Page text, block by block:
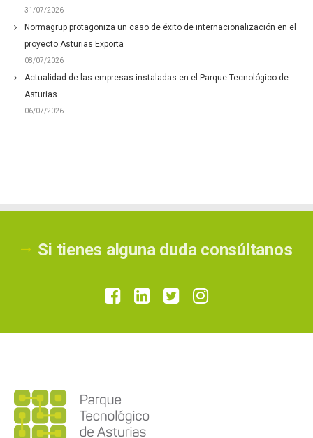
31/07/2026
Normagrup protagoniza un caso de éxito de internacionalización en el
proyecto Asturias Exporta
08/07/2026
Actualidad de las empresas instaladas en el Parque Tecnológico de
Asturias
06/07/2026
Si tienes alguna duda consúltanos